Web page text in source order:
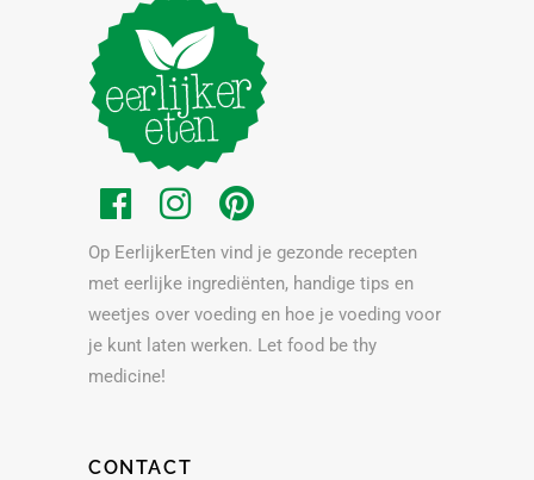
Op EerlijkerEten vind je gezonde recepten
met eerlijke ingrediënten, handige tips en
weetjes over voeding en hoe je voeding voor
je kunt laten werken. Let food be thy
medicine!
CONTACT